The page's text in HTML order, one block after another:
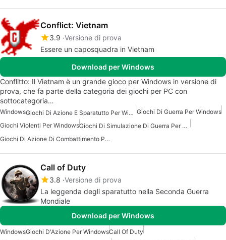
Conflict: Vietnam
3.9 Versione di prova
Essere un caposquadra in Vietnam
Download per Windows
Conflitto: Il Vietnam è un grande gioco per Windows in versione di
prova, che fa parte della categoria dei giochi per PC con
sottocategoria…
Windows Giochi Di Azione E Sparatutto Per Windows Giochi Di Guerra Per Windows
Giochi Violenti Per Windows
Giochi Di Simulazione Di Guerra Per Windows
Giochi Di Azione Di Combattimento Per Windows
Call of Duty
3.8 Versione di prova
La leggenda degli sparatutto nella Seconda Guerra
Mondiale
Download per Windows
WindowsGiochi D'Azione Per WindowsCall Of Duty